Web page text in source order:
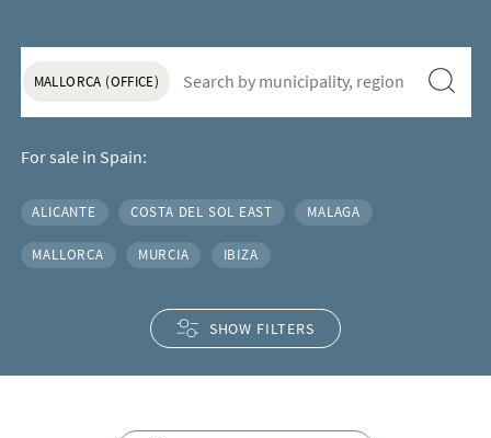
MALLORCA (OFFICE)
For sale in Spain:
ALICANTE COSTA DEL SOL EAST MALAGA
MALLORCA MURCIA IBIZA
SHOW FILTERS